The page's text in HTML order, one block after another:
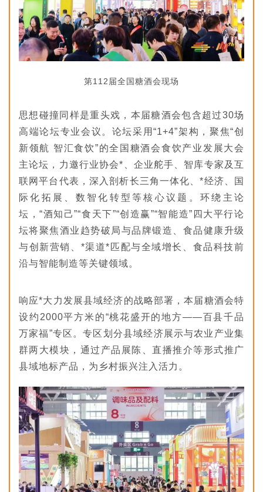
第112届全国糖酒会现场
思想碰撞同样是重头戏，本届糖酒会包含超过30场
高端论坛专业会议。论坛采用“1+4”架构，聚焦“创
新领航 智汇食饮”的全国糖酒会食饮产业发展大会
主论坛，力邀行业协会*、企业舵手、智库专家及互
联网平台代表，深入剖析长三角一体化、*经济、国
际化拓展、数智化转型等核心议题。环绕主论
坛，“酒知己”“食天下”“创造赢”“智能造”四大平行论
坛将聚焦酒业趋势破局与品牌锻造、食品健康升级
与创新营销、*渠道*匹配与全域增长、食品科技前
沿与智能制造等关键领域。
响应*大力发展县域经济的战略部署，本届糖酒会特
设约2000平方米的“桃花盛开的地方——百县千品
万家福”专区。专区划分县域经济展示与农业产业集
群两大模块，通过产品展陈、直播推介等形式推广
县域地标产品，为乡村振兴注入活力。